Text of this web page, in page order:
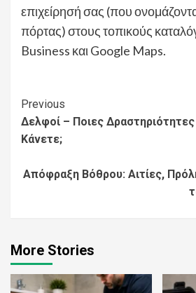
επιχείρησή σας (που
πόρτας) στους τοπικούς
Business και Google Maps.
Continue
Reading
Previous
Δελφοί – Ποιες
Κάνετε;
Απόφραξη Βόθρου: Αιτίες,
More Stories